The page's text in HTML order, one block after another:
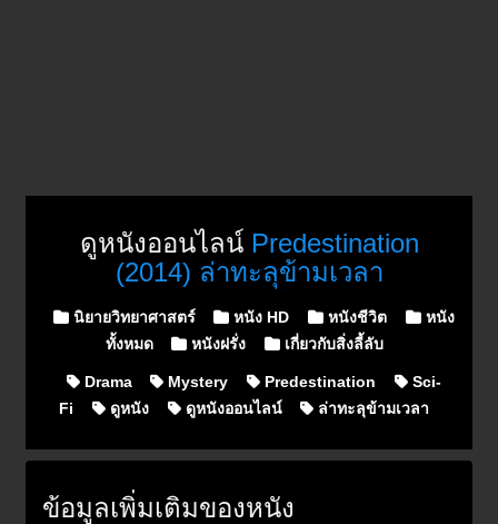
ดูหนังออนไลน์ Predestination
(2014) ล่าทะลุข้ามเวลา
Posted in
นิยายวิทยาศาสตร์ หนัง HD หนังชีวิต
หนัง
ทั้งหมด
หนังฝรั่ง เกี่ยวกับสิ่งลี้ลับ
Drama Mystery Predestination
Sci-
Fi
ดูหนัง ดูหนังออนไลน์ ล่าทะลุข้ามเวลา
ข้อมูลเพิ่มเติมของหนัง